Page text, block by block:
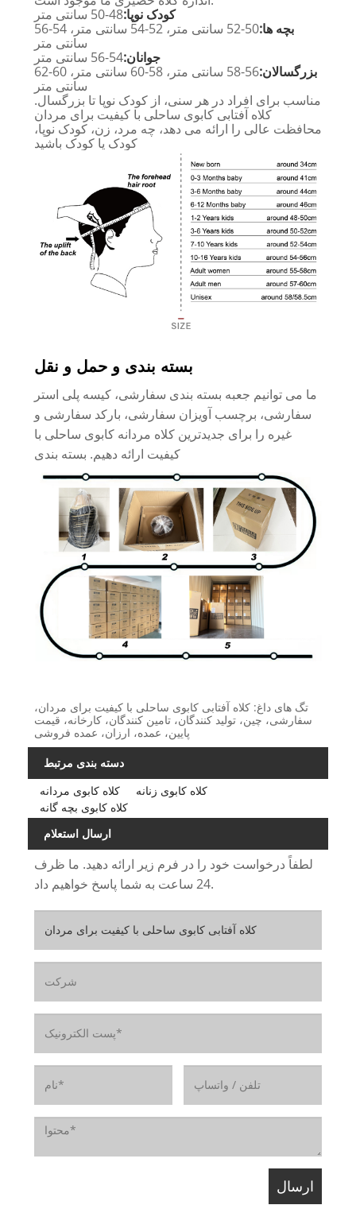
کودک نوپا:48-50 سانتی متر
بچه ها:
50-52 سانتی متر، 52-54 سانتی متر، 54-56
سانتی متر
جوانان:54-56 سانتی متر
بزرگسالان:
56-58 سانتی متر، 58-60 سانتی متر، 60-62
سانتی متر
مناسب برای افراد در هر سنی، از کودک نوپا تا بزرگسال.
کلاه آفتابی کابوی ساحلی با کیفیت برای مردان
محافظت عالی را ارائه می دهد، چه مرد، زن، کودک نوپا،
کودک یا کودک باشید
بسته بندی و حمل و نقل
ما می توانیم جعبه بسته بندی سفارشی، کیسه پلی استر
سفارشی، برچسب آویزان سفارشی، بارکد سفارشی و
غیره را برای جدیدترین کلاه مردانه کابوی ساحلی با
کیفیت ارائه دهیم. بسته بندی
تگ های داغ: کلاه آفتابی کابوی ساحلی با کیفیت برای مردان،
سفارشی، چین، تولید کنندگان، تامین کنندگان، کارخانه، قیمت
پایین، عمده، ارزان، عمده فروشی
دسته بندی مرتبط
کلاه کابوی مردانه
کلاه کابوی زنانه
کلاه کابوی بچه گانه
ارسال استعلام
لطفاً درخواست خود را در فرم زیر ارائه دهید. ما ظرف
24 ساعت به شما پاسخ خواهیم داد.